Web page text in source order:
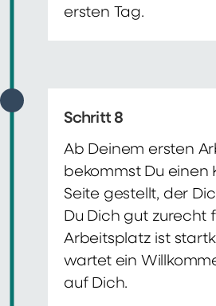
ersten Tag.
Schritt 8
Ab Deinem ersten
bekommst Du einen
Seite gestellt, der
Du Dich gut zurecht
Arbeitsplatz ist
wartet ein
auf Dich.